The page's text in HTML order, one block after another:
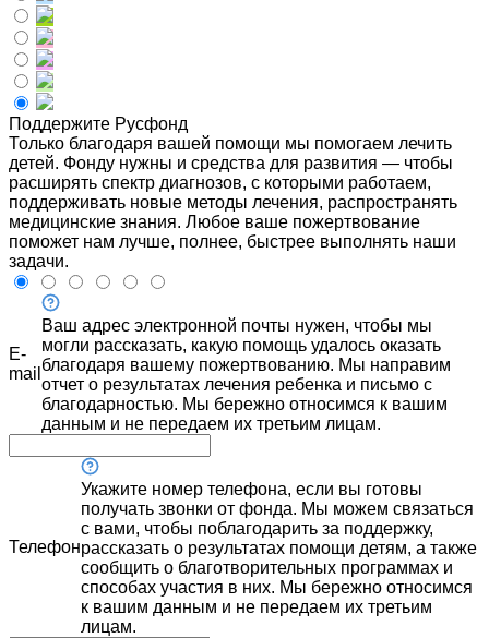
Поддержите Русфонд
Только благодаря вашей помощи мы помогаем лечить
детей. Фонду нужны и средства для развития — чтобы
расширять спектр диагнозов, с которыми работаем,
поддерживать новые методы лечения, распространять
медицинские знания. Любое ваше пожертвование
поможет нам лучше, полнее, быстрее выполнять наши
задачи.
E-
mail
Ваш адрес электронной почты нужен, чтобы мы
могли рассказать, какую помощь удалось оказать
благодаря вашему пожертвованию. Мы направим
отчет о результатах лечения ребенка и письмо с
благодарностью. Мы бережно относимся к вашим
данным и не передаем их третьим лицам.
Телефон
Укажите номер телефона, если вы готовы
получать звонки от фонда. Мы можем связаться
с вами, чтобы поблагодарить за поддержку,
рассказать о результатах помощи детям, а также
сообщить о благотворительных программах и
способах участия в них. Мы бережно относимся
к вашим данным и не передаем их третьим
лицам.